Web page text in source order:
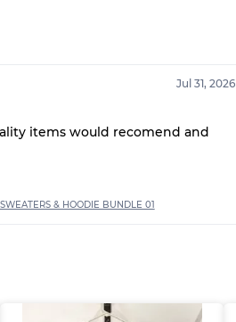
Jul 31, 2026
& HOODIE BUNDLE 01